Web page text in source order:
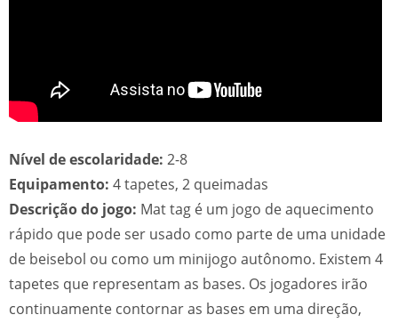
Nível de escolaridade: 2-8
Equipamento: 4 tapetes, 2 queimadas
Descrição do jogo: Mat tag é um jogo de aquecimento
rápido que pode ser usado como parte de uma unidade
de beisebol ou como um minijogo autônomo. Existem 4
tapetes que representam as bases. Os jogadores irão
continuamente contornar as bases em uma direção,